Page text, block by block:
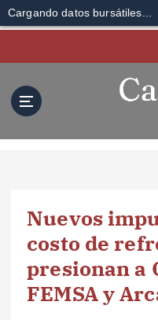
Cargando datos bursátiles...
Nuevos
costo de
presionan a
FEMSA y